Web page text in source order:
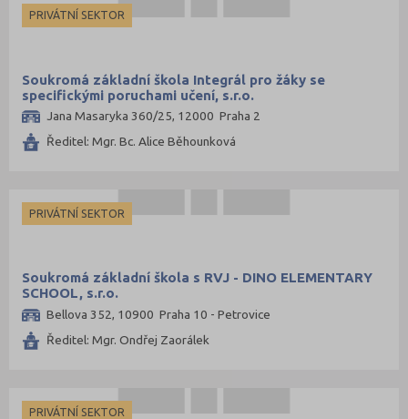
PRIVÁTNÍ SEKTOR
Soukromá základní škola Integrál pro žáky se
specifickými poruchami učení, s.r.o.
Jana Masaryka 360/25, 12000 Praha 2
Ředitel: Mgr. Bc. Alice Běhounková
PRIVÁTNÍ SEKTOR
Soukromá základní škola s RVJ - DINO ELEMENTARY
SCHOOL, s.r.o.
Bellova 352, 10900 Praha 10 - Petrovice
Ředitel: Mgr. Ondřej Zaorálek
PRIVÁTNÍ SEKTOR